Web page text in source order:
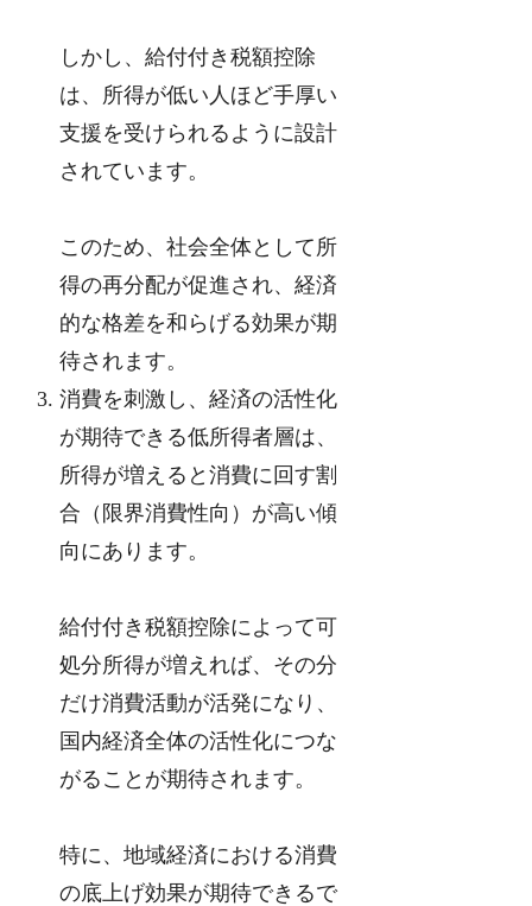
しかし、給付付き税額控除
は、所得が低い人ほど手厚い
支援を受けられるように設計
されています。
このため、社会全体として所
得の再分配が促進され、経済
的な格差を和らげる効果が期
待されます。
消費を刺激し、経済の活性化
が期待できる低所得者層は、
所得が増えると消費に回す割
合（限界消費性向）が高い傾
向にあります。
給付付き税額控除によって可
処分所得が増えれば、その分
だけ消費活動が活発になり、
国内経済全体の活性化につな
がることが期待されます。
特に、地域経済における消費
の底上げ効果が期待できるで